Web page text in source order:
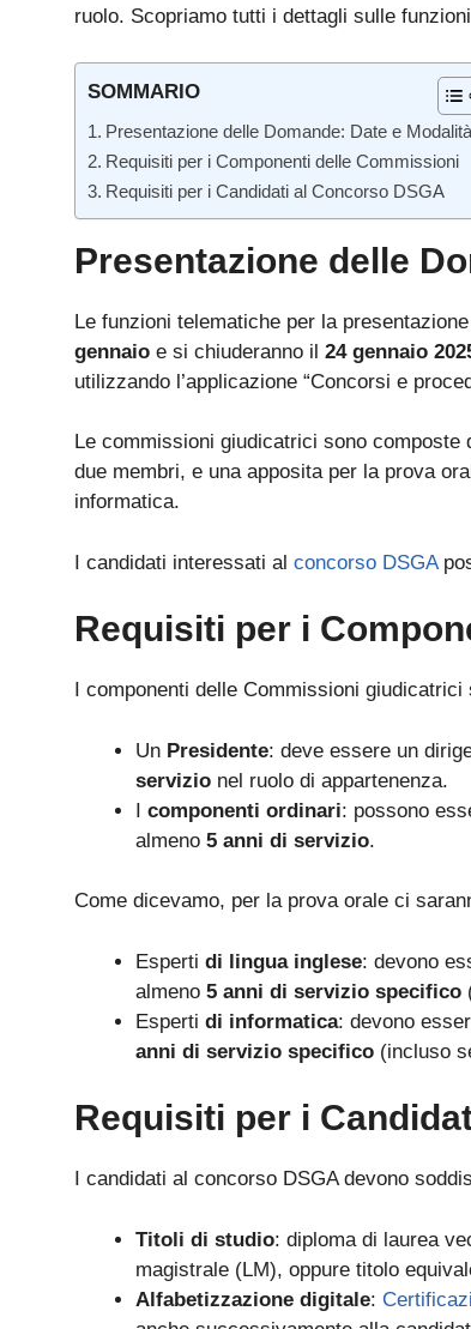
ruolo. Scopriamo tutti i dettagli sulle
SOMMARIO
Presentazione delle Domande: Date e Modalità
Requisiti per i Componenti delle Commissioni
Requisiti per i Candidati al Concorso DSGA
Presentazione delle
Le funzioni telematiche per la
gennaio e si chiuderanno il 24 gennaio
utilizzando l’applicazione “Concorsi e
Le commissioni giudicatrici sono
due membri, e una apposita per la prova
informatica.
I candidati interessati al concorso DSGA
Requisiti per i
I componenti delle Commissioni giudicatrici
Un Presidente: deve essere un
servizio nel ruolo di appartenenza.
I componenti ordinari: possono
almeno 5 anni di servizio.
Come dicevamo, per la prova orale ci
Esperti di lingua inglese: devono
almeno 5 anni di servizio specifico
Esperti di informatica: devono
anni di servizio specifico (incluso
Requisiti per i
I candidati al concorso DSGA devono
Titoli di studio: diploma di laurea
magistrale (LM), oppure titolo
Alfabetizzazione digitale: